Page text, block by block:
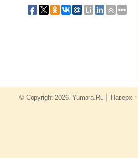
© Copyright 2026. Yumora.Ru Наверх ↑